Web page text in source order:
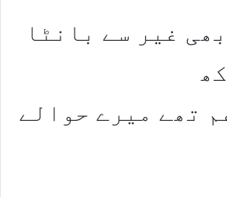
غیر سے بانٹا
تھے میرے حوالے